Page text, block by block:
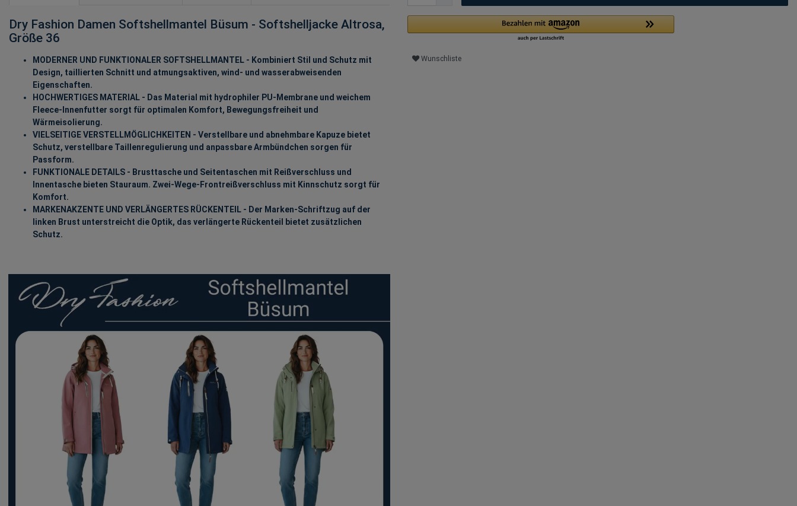
Dry Fashion Damen Softshellmantel Büsum - Softshelljacke Altrosa,
Größe 36
MODERNER UND FUNKTIONALER SOFTSHELLMANTEL - Kombiniert Stil und Schutz mit
Design, taillierten Schnitt und atmungsaktiven, wind- und wasserabweisenden
Eigenschaften.
HOCHWERTIGES MATERIAL - Das Material mit hydrophiler PU-Membrane und weichem
Fleece-Innenfutter sorgt für optimalen Komfort, Bewegungsfreiheit und
Wärmeisolierung.
VIELSEITIGE VERSTELLMÖGLICHKEITEN - Verstellbare und abnehmbare Kapuze bietet
Schutz, verstellbare Taillenregulierung und anpassbare Armbündchen sorgen für
Passform.
FUNKTIONALE DETAILS - Brusttasche und Seitentaschen mit Reißverschluss und
Innentasche bieten Stauraum. Zwei-Wege-Frontreißverschluss mit Kinnschutz sorgt für
Komfort.
MARKENAKZENTE UND VERLÄNGERTES RÜCKENTEIL - Der Marken-Schriftzug auf der
linken Brust unterstreicht die Optik, das verlängerte Rückenteil bietet zusätzlichen
Schutz.
Wunschliste